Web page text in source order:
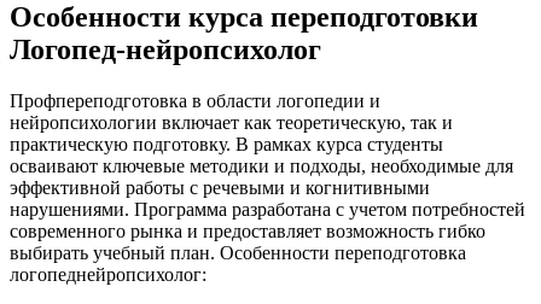
Особенности курса переподготовки
Логопед-нейропсихолог
Профпереподготовка в области логопедии и
нейропсихологии включает как теоретическую, так и
практическую подготовку. В рамках курса студенты
осваивают ключевые методики и подходы, необходимые для
эффективной работы с речевыми и когнитивными
нарушениями. Программа разработана с учетом потребностей
современного рынка и предоставляет возможность гибко
выбирать учебный план. Особенности переподготовка
логопеднейропсихолог: